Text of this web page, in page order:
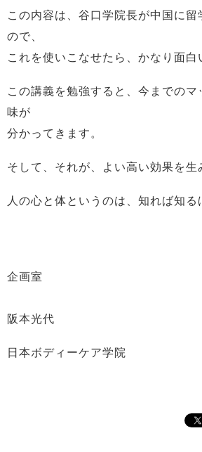
この内容は、谷口学院長が中国に留
ので、
これを使いこなせたら、かなり面白
この講義を勉強すると、今までの
味が
分かってきます。
そして、それが、よい高い効果を生
人の心と体というのは、知れば知る
企画室
阪本光代
日本ボディーケア学院